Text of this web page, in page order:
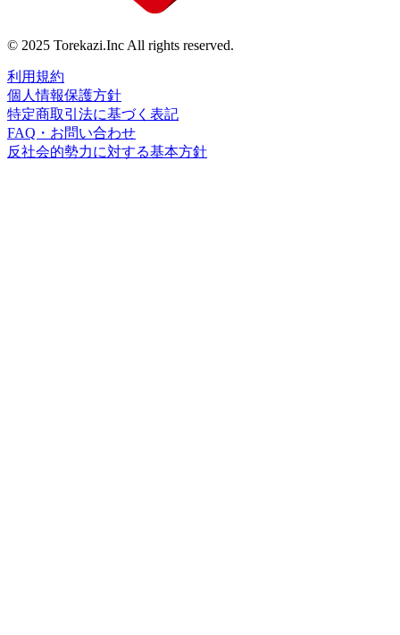
© 2025 Torekazi.Inc All rights reserved.
利用規約
個人情報保護方針
特定商取引法に基づく表記
FAQ・お問い合わせ
反社会的勢力に対する基本方針